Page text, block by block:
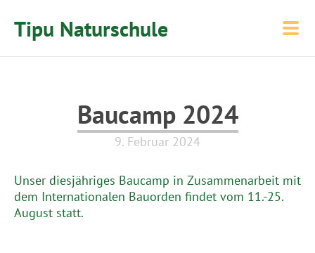
Tipu Naturschule
Baucamp 2024
9. Februar 2024
Unser diesjähriges Baucamp in Zusammenarbeit mit
dem Internationalen Bauorden findet vom 11.-25.
August statt.